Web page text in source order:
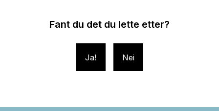
Fant du det du lette etter?
Ja Nei